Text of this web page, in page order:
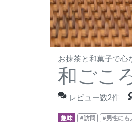
和ごこ
お抹茶と和菓子で心
レビュー数2件
趣味 #訪問 #男性にも